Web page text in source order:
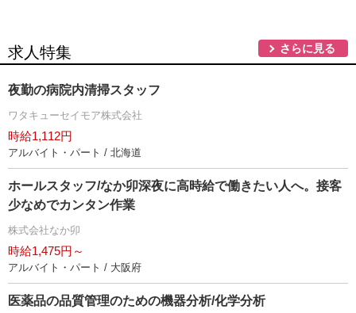
求人特集 さらに見る
夜勤の病院内清掃スタッフ
ワタキューセイモア株式会社
時給1,112円
アルバイト・パート / 北海道
ホールスタッフ/なか卯深夜に高時給で働きたい人へ。接客
少なめでカンタン作業
株式会社なか卯
時給1,475円～
アルバイト・パート / 大阪府
医薬品の品質管理のための機器分析/化学分析